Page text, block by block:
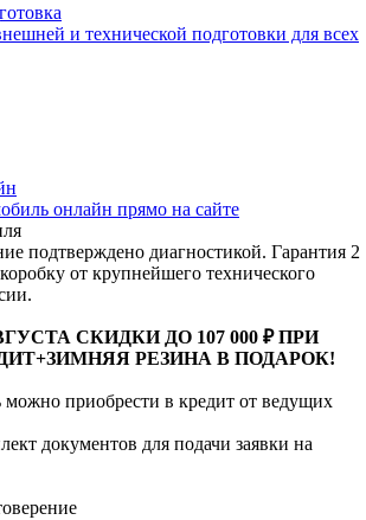
и технической подготовки для всех
онлайн прямо на сайте
подтверждено диагностикой. Гарантия 2
от крупнейшего технического
СКИДКИ ДО 107 000 ₽ ПРИ
РЕЗИНА В ПОДАРОК!
приобрести в кредит от ведущих
документов для подачи заявки на